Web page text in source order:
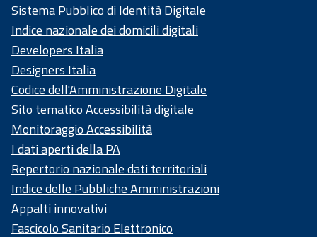
Sistema Pubblico di Identità Digitale
Indice nazionale dei domicili digitali
Developers Italia
Designers Italia
Codice dell'Amministrazione Digitale
Sito tematico Accessibilità digitale
Monitoraggio Accessibilità
I dati aperti della PA
Repertorio nazionale dati territoriali
Indice delle Pubbliche Amministrazioni
Appalti innovativi
Fascicolo Sanitario Elettronico